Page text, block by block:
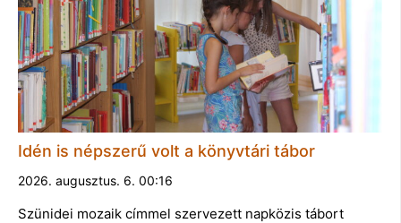
Idén is népszerű volt a könyvtári tábor
2026. augusztus. 6. 00:16
Szünidei mozaik címmel szervezett napközis tábort